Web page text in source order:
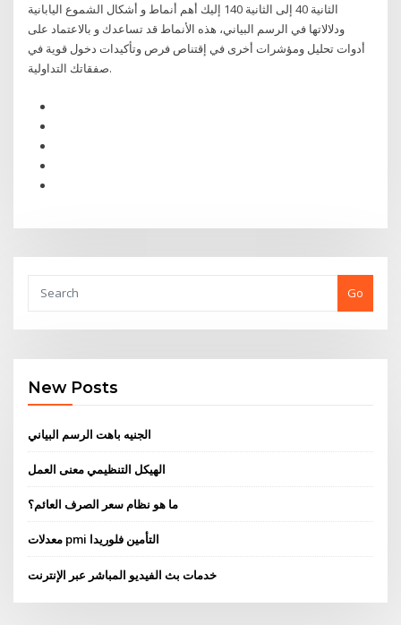
الثانية 40 إلى الثانية 140 إليك أهم أنماط و أشكال الشموع اليابانية
ودلالاتها في الرسم البياني، هذه الأنماط قد تساعدك و بالاعتماد على
أدوات تحليل ومؤشرات أخرى في إقتناص فرص وتأكيدات دخول قوية في
صفقاتك التداولية.
Go
New Posts
الجنيه باهت الرسم البياني
الهيكل التنظيمي معنى العمل
ما هو نظام سعر الصرف العائم؟
معدلات pmi التأمين فلوريدا
خدمات بث الفيديو المباشر عبر الإنترنت